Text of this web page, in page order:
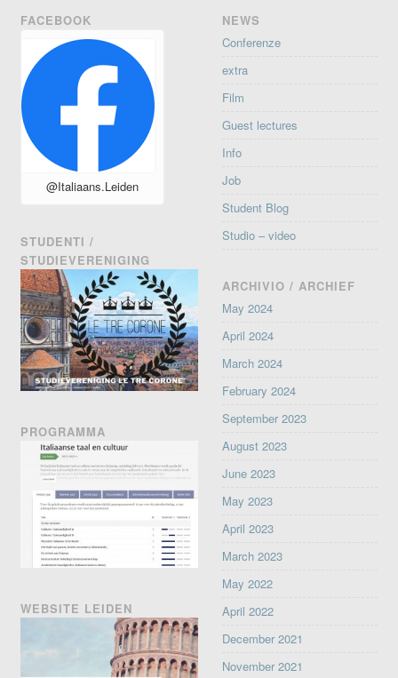
FACEBOOK
@Italiaans.Leiden
STUDENTI /
STUDIEVERENIGING
PROGRAMMA
WEBSITE LEIDEN
NEWS
Conferenze
extra
Film
Guest lectures
Info
Job
Student Blog
Studio – video
ARCHIVIO / ARCHIEF
May 2024
April 2024
March 2024
February 2024
September 2023
August 2023
June 2023
May 2023
April 2023
March 2023
May 2022
April 2022
December 2021
November 2021